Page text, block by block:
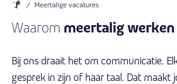
/ Meertalige vacatures
Waarom meertalig werken
Bij ons draait het om communicatie.
gesprek in zijn of haar taal. Dat maakt